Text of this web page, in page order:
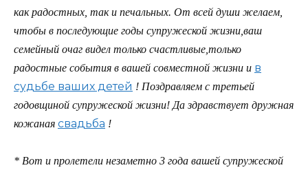
как радостных, так и печальных. От всей души желаем,
чтобы в последующие годы супружеской жизни,ваш
семейный очаг видел только счастливые,только
радостные события в вашей совместной жизни и в
судьбе ваших детей ! Поздравляем с третьей
годовщиной супружеской жизни! Да здравствует дружная
кожаная свадьба !
* Вот и пролетели незаметно 3 года вашей супружеской